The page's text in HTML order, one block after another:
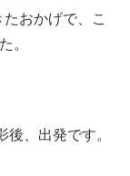
おかげで、こ
。
、出発です。